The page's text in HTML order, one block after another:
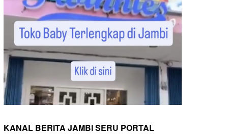
KANAL BERITA JAMBI SERU PORTAL